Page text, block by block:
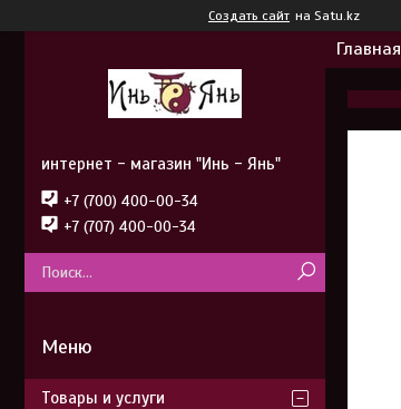
Создать сайт на Satu.kz
Главная
интернет - магазин "Инь - Янь"
+7 (700) 400-00-34
+7 (707) 400-00-34
Товары и услуги